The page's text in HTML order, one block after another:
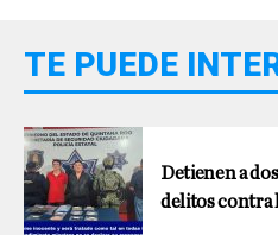
TE PUEDE
Detienen a
delitos contra